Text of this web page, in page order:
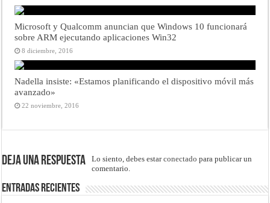
Microsoft y Qualcomm anuncian que Windows 10 funcionará
sobre ARM ejecutando aplicaciones Win32
8 diciembre, 2016
Nadella insiste: «Estamos planificando el dispositivo móvil más
avanzado»
22 noviembre, 2016
Deja una respuesta Lo siento, debes estarconectado para publicar un
comentario.
Entradas recientes